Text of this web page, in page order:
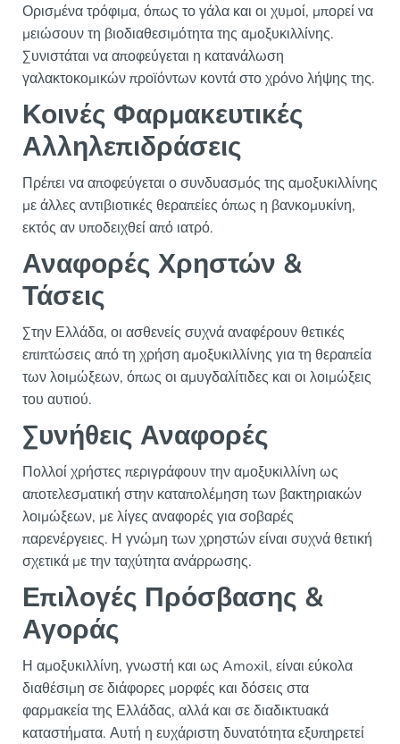
Ορισμένα τρόφιμα, όπως το γάλα και οι χυμοί, μπορεί να
μειώσουν τη βιοδιαθεσιμότητα της αμοξυκιλλίνης.
Συνιστάται να αποφεύγεται η κατανάλωση
γαλακτοκομικών προϊόντων κοντά στο χρόνο λήψης της.
Κοινές Φαρμακευτικές
Αλληλεπιδράσεις
Πρέπει να αποφεύγεται ο συνδυασμός της αμοξυκιλλίνης
με άλλες αντιβιοτικές θεραπείες όπως η βανκομυκίνη,
εκτός αν υποδειχθεί από ιατρό.
Αναφορές Χρηστών &
Τάσεις
Στην Ελλάδα, οι ασθενείς συχνά αναφέρουν θετικές
επιπτώσεις από τη χρήση αμοξυκιλλίνης για τη θεραπεία
των λοιμώξεων, όπως οι αμυγδαλίτιδες και οι λοιμώξεις
του αυτιού.
Συνήθεις Αναφορές
Πολλοί χρήστες περιγράφουν την αμοξυκιλλίνη ως
αποτελεσματική στην καταπολέμηση των βακτηριακών
λοιμώξεων, με λίγες αναφορές για σοβαρές
παρενέργειες. Η γνώμη των χρηστών είναι συχνά θετική
σχετικά με την ταχύτητα ανάρρωσης.
Επιλογές Πρόσβασης &
Αγοράς
Η αμοξυκιλλίνη, γνωστή και ως Amoxil, είναι εύκολα
διαθέσιμη σε διάφορες μορφές και δόσεις στα
φαρμακεία της Ελλάδας, αλλά και σε διαδικτυακά
καταστήματα. Αυτή η ευχάριστη δυνατότητα εξυπηρετεί